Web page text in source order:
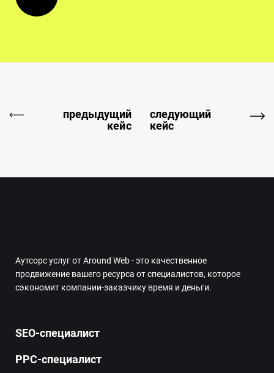
предыдущий
кейс
следующий
кейс
Аутсорс услуг от Around Web - это качественное
продвижение вашего ресурса от специалистов, которое
сэкономит компании-заказчику время и деньги.
SEO-специалист
PPC-специалист